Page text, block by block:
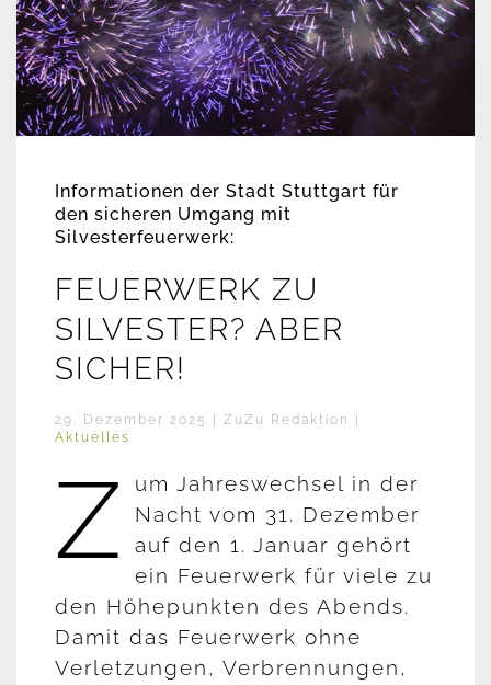
Informationen der Stadt Stuttgart für
den sicheren Umgang mit
Silvesterfeuerwerk:
FEUERWERK ZU
SILVESTER? ABER
SICHER!
29. Dezember 2025
| ZuZu Redaktion |
Aktuelles
Z
um Jahreswechsel in der
Nacht vom 31. Dezember
auf den 1. Januar gehört
ein Feuerwerk für viele zu
den Höhepunkten des Abends.
Damit das Feuerwerk ohne
Verletzungen, Verbrennungen,